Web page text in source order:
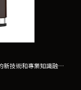
這款優雅、現代的書架揚聲器將 Fyne Audio 最好的新技術和專業知識融入緊湊的書架設計中。F700 在英國製造。